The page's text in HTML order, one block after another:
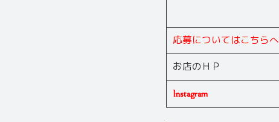
応募についてはこちらへ
お店のＨＰ
Instagram